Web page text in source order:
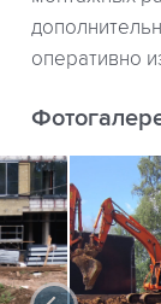
оперативно